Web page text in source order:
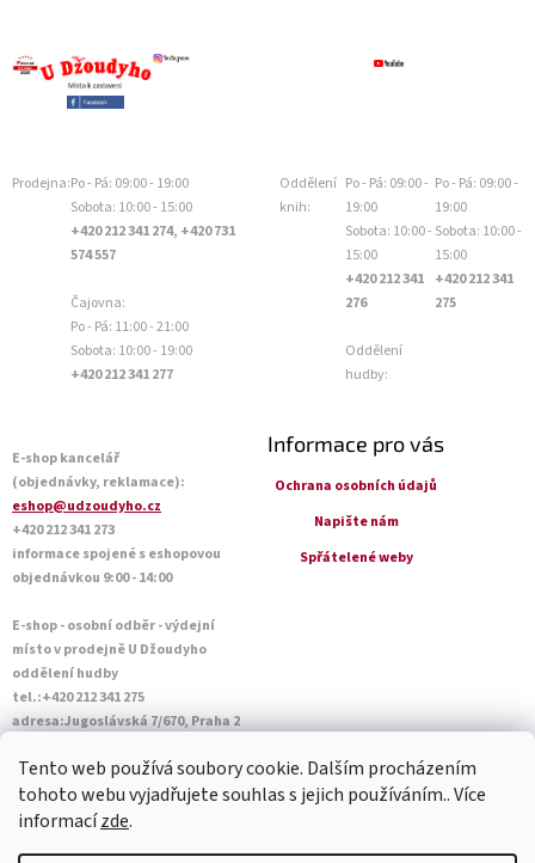
Tento web používá soubory cookie. Dalším procházením
tohoto webu vyjadřujete souhlas s jejich používáním.. Více
informacízde.
Prodejna:Po - Pá: 09:00 - 19:00
Sobota: 10:00 - 15:00
+420 212 341 274, +420 731
574 557
Čajovna:
Po - Pá: 11:00 - 21:00
Sobota: 10:00 - 19:00
+420 212 341 277
Oddělení
knih:
Po - Pá: 09:00 -
19:00
Sobota: 10:00 -
15:00
+420 212 341
276
Oddělení
hudby:
Po - Pá: 09:00 -
19:00
Sobota: 10:00 -
15:00
+420 212 341
275
E-shop kancelář
(objednávky, reklamace):
eshop@udzoudyho.cz
+420 212 341 273
informace spojené s eshopovou
objednávkou 9:00 - 14:00
E-shop - osobní odběr - výdejní
místo v prodejně U Džoudyho
oddělení hudby
tel.:+420 212 341 275
adresa:Jugoslávská 7/670, Praha 2
Sobota: 10:00 - 14:45
Informace pro vás
Ochrana osobních údajů
Napište nám
Spřátelené weby